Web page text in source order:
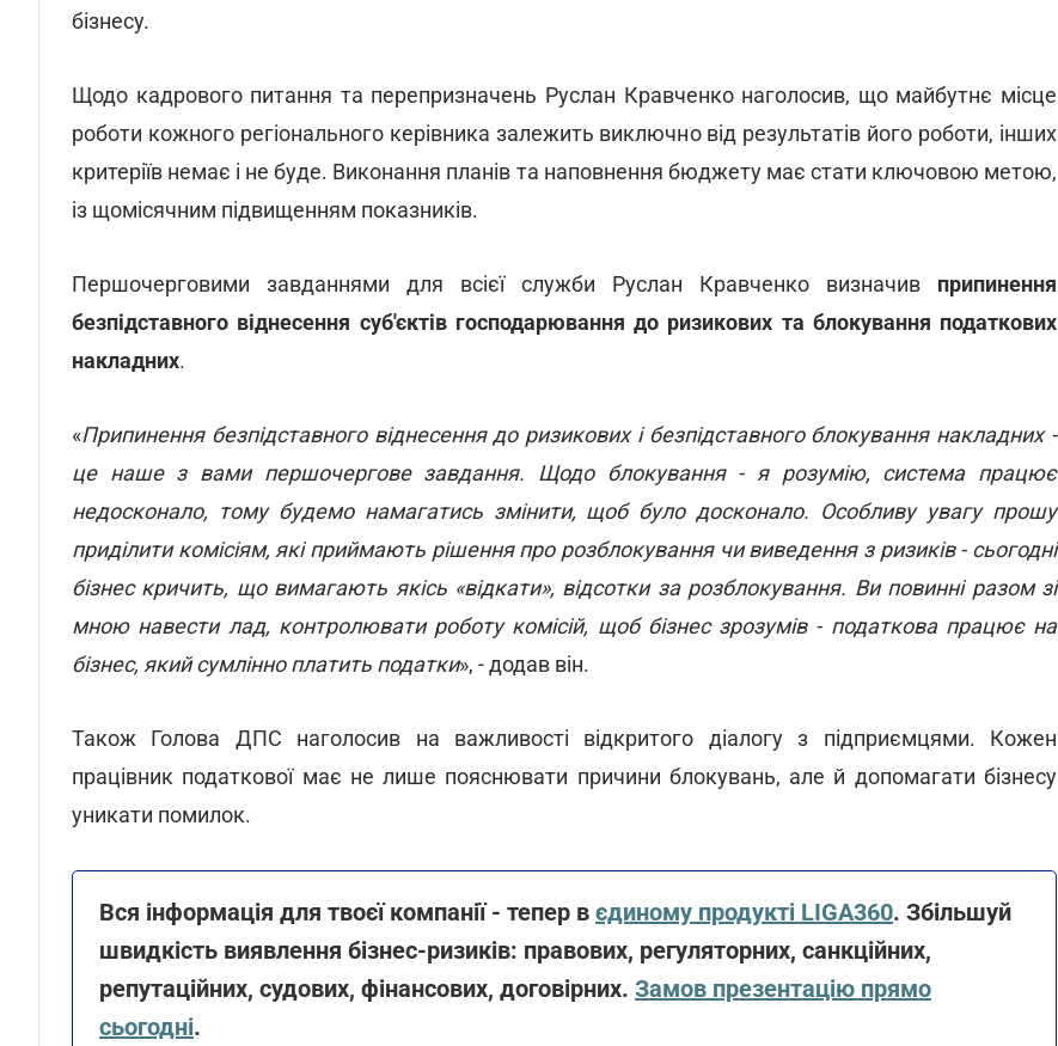
бізнесу.
Щодо кадрового питання та перепризначень Руслан Кравченко наголосив, що майбутнє місце
роботи кожного регіонального керівника залежить виключно від результатів його роботи, інших
критеріїв немає і не буде. Виконання планів та наповнення бюджету має стати ключовою метою,
із щомісячним підвищенням показників.
Першочерговими завданнями для всієї служби Руслан Кравченко визначив припинення
безпідставного віднесення суб'єктів господарювання до ризикових та блокування податкових
накладних.
«Припинення безпідставного віднесення до ризикових і безпідставного блокування накладних -
це наше з вами першочергове завдання. Щодо блокування - я розумію, система працює
недосконало, тому будемо намагатись змінити, щоб було досконало. Особливу увагу прошу
приділити комісіям, які приймають рішення про розблокування чи виведення з ризиків - сьогодні
бізнес кричить, що вимагають якісь «відкати», відсотки за розблокування. Ви повинні разом зі
мною навести лад, контролювати роботу комісій, щоб бізнес зрозумів - податкова працює на
бізнес, який сумлінно платить податки», - додав він.
Також Голова ДПС наголосив на важливості відкритого діалогу з підприємцями. Кожен
працівник податкової має не лише пояснювати причини блокувань, але й допомагати бізнесу
уникати помилок.
Вся інформація для твоєї компанії - тепер в єдиному продукті LIGA360. Збільшуй
швидкість виявлення бізнес-ризиків: правових, регуляторних, санкційних,
репутаційних, судових, фінансових, договірних. Замов презентацію прямо
сьогодні.